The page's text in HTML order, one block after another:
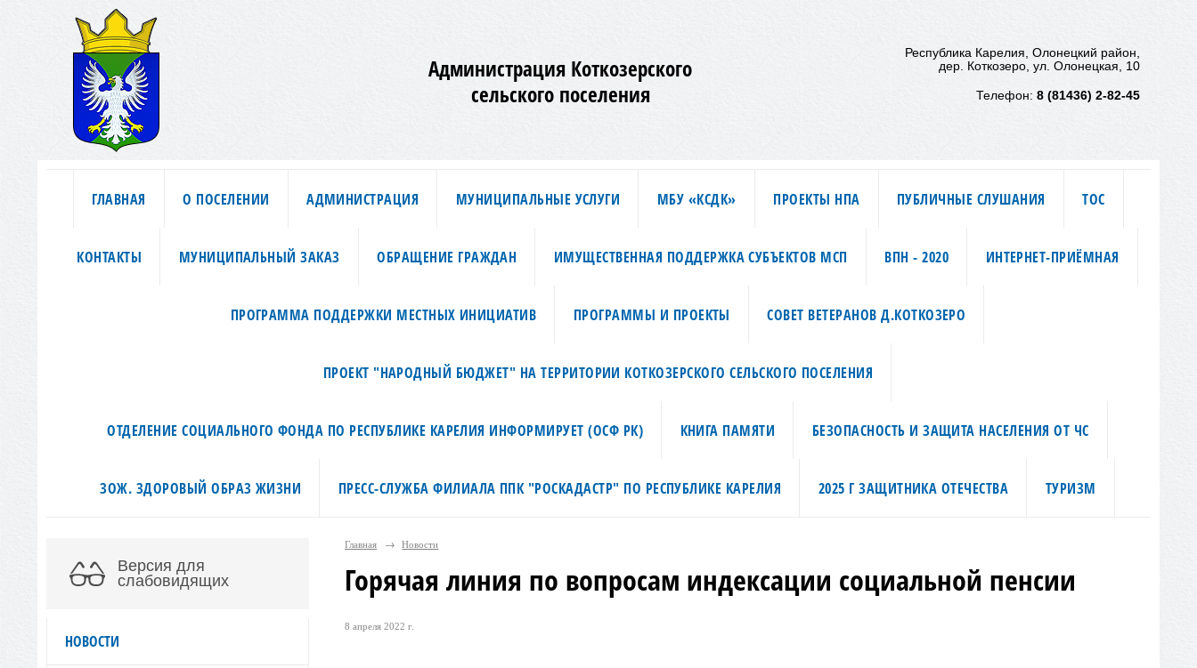
Администрация Коткозерского
сельского поселения
Республика Карелия, Олонецкий район,
дер. Коткозеро, ул. Олонецкая, 10
Телефон: 8 (81436) 2-82-45
ГЛАВНАЯ О ПОСЕЛЕНИИ АДМИНИСТРАЦИЯ МУНИЦИПАЛЬНЫЕ УСЛУГИ МБУ «КСДК» ПРОЕКТЫ НПА ПУБЛИЧНЫЕ СЛУШАНИЯ ТОС
КОНТАКТЫ МУНИЦИПАЛЬНЫЙ ЗАКАЗ ОБРАЩЕНИЕ ГРАЖДАН ИМУЩЕСТВЕННАЯ ПОДДЕРЖКА СУБЪЕКТОВ МСП ВПН - 2020 ИНТЕРНЕТ-ПРИЁМНАЯ
ПРОГРАММА ПОДДЕРЖКИ МЕСТНЫХ ИНИЦИАТИВ ПРОГРАММЫ И ПРОЕКТЫ СОВЕТ ВЕТЕРАНОВ Д.КОТКОЗЕРО
ПРОЕКТ "НАРОДНЫЙ БЮДЖЕТ" НА ТЕРРИТОРИИ КОТКОЗЕРСКОГО СЕЛЬСКОГО ПОСЕЛЕНИЯ
ОТДЕЛЕНИЕ СОЦИАЛЬНОГО ФОНДА ПО РЕСПУБЛИКЕ КАРЕЛИЯ ИНФОРМИРУЕТ (ОСФ РК) КНИГА ПАМЯТИ БЕЗОПАСНОСТЬ И ЗАЩИТА НАСЕЛЕНИЯ ОТ ЧС
ЗОЖ. ЗДОРОВЫЙ ОБРАЗ ЖИЗНИ ПРЕСС-СЛУЖБА ФИЛИАЛА ППК "РОСКАДАСТР" ПО РЕСПУБЛИКЕ КАРЕЛИЯ 2025 Г ЗАЩИТНИКА ОТЕЧЕСТВА ТУРИЗМ
Версия для
слабовидящих
НОВОСТИ
Главная → Новости
Горячая линия по вопросам индексации социальной пенсии
8 апреля 2022 г.